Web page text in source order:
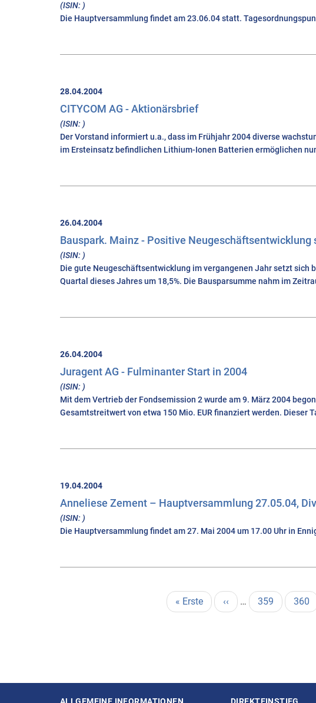
(ISIN: )
Die Hauptversammlung findet am 23.06.04 statt.
28.04.2004
CITYCOM AG - Aktionärsbrief
(ISIN: )
Der Vorstand informiert u.a., dass im Frühjahr 2004 diverse
im Ersteinsatz befindlichen Lithium-Ionen Batterien ermöglichen
26.04.2004
Bauspark. Mainz - Positive Neugeschäftsentwicklung
(ISIN: )
Die gute Neugeschäftsentwicklung im vergangenen Jahr setzt sich
Quartal dieses Jahres um 18,5%. Die Bausparsumme nahm im
26.04.2004
Juragent AG - Fulminanter Start in 2004
(ISIN: )
Mit dem Vertrieb der Fondsemission 2 wurde am 9. März 2004
Gesamtstreitwert von etwa 150 Mio. EUR finanziert werden. Dieser
19.04.2004
Anneliese Zement – Hauptversammlung 27.05.04,
(ISIN: )
Die Hauptversammlung findet am 27. Mai 2004 um 17.00 Uhr in
Seitennummerierung
Erste
Seite
« Erste
Vorherige
Seite
‹‹ … Page
359 Page
360